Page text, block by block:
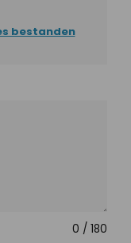
bestanden
0 / 180